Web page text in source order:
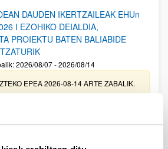
DAUDEN IKERTZAILEAK EHUn
I EZOHIKO DEIALDIA,
PROIEKTU BATEN BALIABIDE
2026/08/07 - 2026/08/14
EPEA 2026-08-14 ARTE ZABALIK.
Zientifikoa eta Funts Bibliografikoak
2026